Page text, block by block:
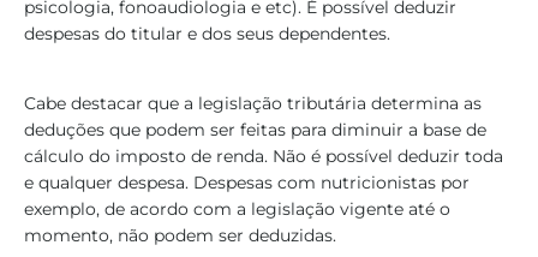
psicologia, fonoaudiologia e etc). É possível deduzir
despesas do titular e dos seus dependentes.
Cabe destacar que a legislação tributária determina as
deduções que podem ser feitas para diminuir a base de
cálculo do imposto de renda. Não é possível deduzir toda
e qualquer despesa. Despesas com nutricionistas por
exemplo, de acordo com a legislação vigente até o
momento, não podem ser deduzidas.